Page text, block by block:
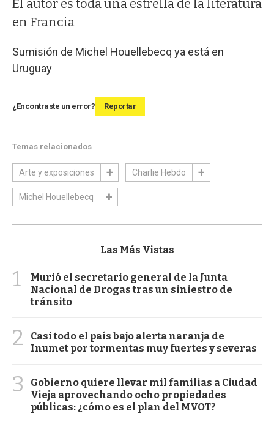
El autor es toda una estrella de la literatura
en Francia
Sumisión de Michel Houellebecq ya está en
Uruguay
¿Encontraste un error? Reportar
Temas relacionados
Arte y exposiciones Charlie Hebdo
Michel Houellebecq
Las Más Vistas
1
Murió el secretario general de la Junta
Nacional de Drogas tras un siniestro de
tránsito
2
Casi todo el país bajo alerta naranja de
Inumet por tormentas muy fuertes y severas
3
Gobierno quiere llevar mil familias a Ciudad
Vieja aprovechando ocho propiedades
públicas: ¿cómo es el plan del MVOT?